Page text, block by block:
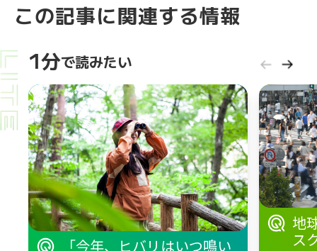
この記事に関連する情報
1分で読みたい
「今年、ヒバリはいつ鳴い
地
ス